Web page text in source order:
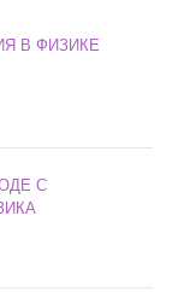
В ФИЗИКЕ
С